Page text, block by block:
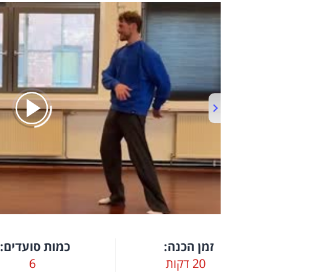
זמן הכנה:
20 דקות
כמות סועדים:
6